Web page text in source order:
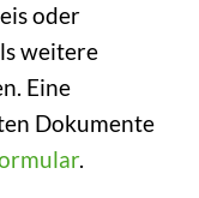
oder
weitere
Eine
Dokumente
.